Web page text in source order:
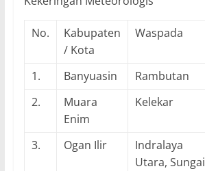
No.
Kabupaten
/ Kota
Waspada
1. Banyuasin Rambutan
2.
Muara
Enim
Kelekar
3. Ogan Ilir
Indralaya
Utara, Sungai